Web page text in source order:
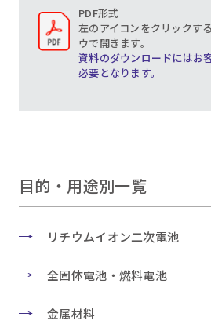
PDF形式
左のアイコンをクリックす
ウで開きます。
資料のダウンロードにはお
必要となります。
目的・用途別一覧
リチウムイオン二次電池
全固体電池・燃料電池
金属材料